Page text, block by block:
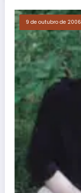
9 de outubro de 2006